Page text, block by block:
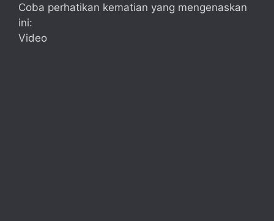
Coba perhatikan kematian yang mengenaskan
ini:
Video